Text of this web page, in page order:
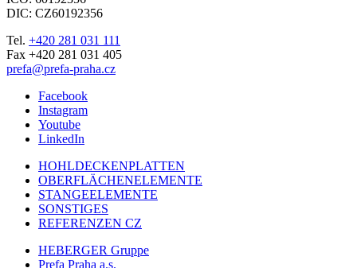
DIC: CZ60192356
Tel. +420 281 031 111
Fax +420 281 031 405
prefa@prefa-praha.cz
Facebook
Instagram
Youtube
LinkedIn
HOHLDECKENPLATTEN
OBERFLÄCHENELEMENTE
STANGEELEMENTE
SONSTIGES
REFERENZEN CZ
HEBERGER Gruppe
Prefa Praha a.s.